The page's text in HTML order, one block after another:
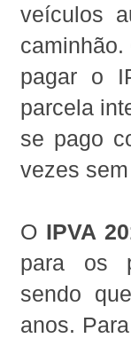
veículos
pagar o
parcela
se pago
vezes
O IPVA
para os
sendo
anos.